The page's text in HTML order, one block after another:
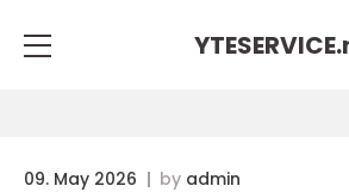
YTESERVICE.
09. May 2026 by admin